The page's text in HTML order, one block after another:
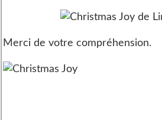
Merci de votre compréhension.